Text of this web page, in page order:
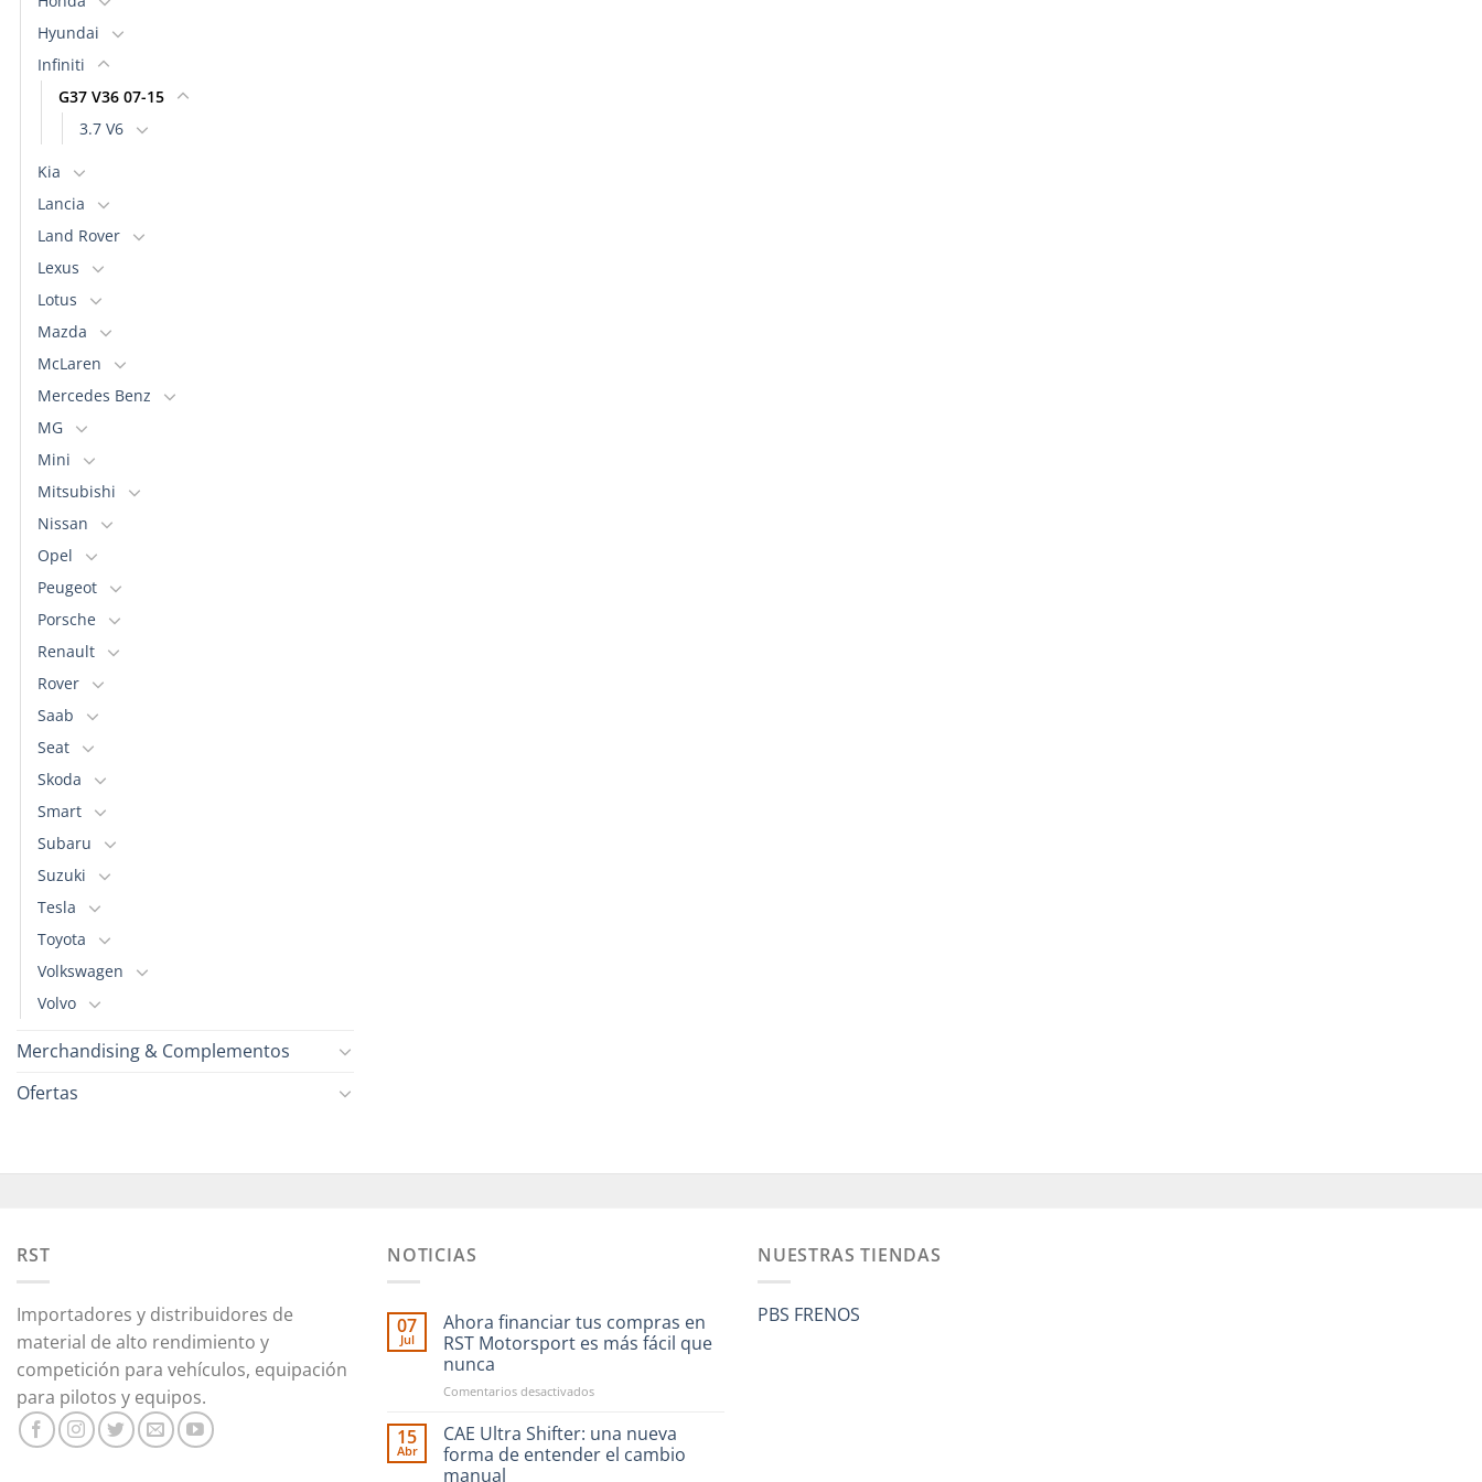
Hyundai
Infiniti
G37 V36 07-15
3.7 V6
Kia
Lancia
Land Rover
Lexus
Lotus
Mazda
McLaren
Mercedes Benz
MG
Mini
Mitsubishi
Nissan
Opel
Peugeot
Porsche
Renault
Rover
Saab
Seat
Skoda
Smart
Subaru
Suzuki
Tesla
Toyota
Volkswagen
Volvo
Merchandising & Complementos
Ofertas
RST
Importadores y distribuidores de
material de alto rendimiento y
competición para vehículos, equipación
para pilotos y equipos.
NOTICIAS
07
Jul
Ahora financiar tus compras en
RST Motorsport es más fácil que
nunca
Comentarios desactivadosen
financiar
compras
15
Abr
CAE Ultra Shifter: una nueva
forma de entender el cambio
manual
NUESTRAS TIENDAS
PBS FRENOS